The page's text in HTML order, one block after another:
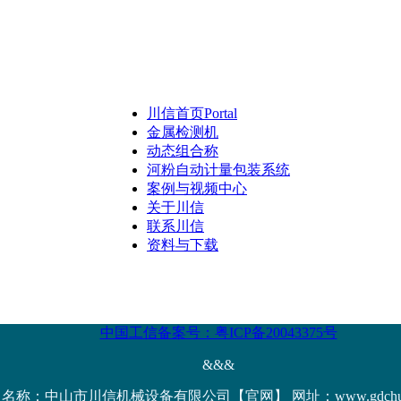
川信首页Portal
金属检测机
动态组合称
河粉自动计量包装系统
案例与视频中心
关于川信
联系川信
资料与下载
中国工信备案号：粤ICP备20043375号
&&&
称：中山市川信机械设备有限公司【官网】 网址：